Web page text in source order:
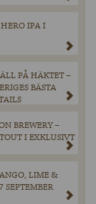
IPA I
PÅ HÄKTET –
BÄSTA
BREWERY –
I EXKLUSIVT
LIME &
SEPTEMBER